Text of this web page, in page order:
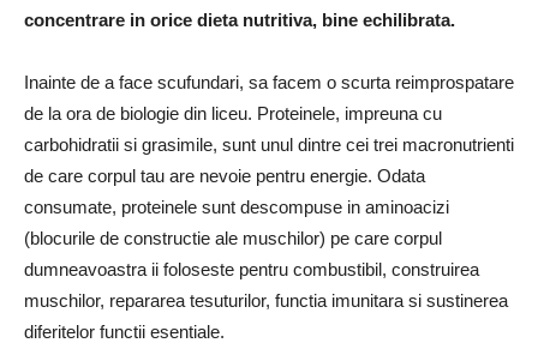
concentrare in orice dieta nutritiva, bine echilibrata.
Inainte de a face scufundari, sa facem o scurta reimprospatare
de la ora de biologie din liceu. Proteinele, impreuna cu
carbohidratii si grasimile, sunt unul dintre cei trei macronutrienti
de care corpul tau are nevoie pentru energie. Odata
consumate, proteinele sunt descompuse in aminoacizi
(blocurile de constructie ale muschilor) pe care corpul
dumneavoastra ii foloseste pentru combustibil, construirea
muschilor, repararea tesuturilor, functia imunitara si sustinerea
diferitelor functii esentiale.